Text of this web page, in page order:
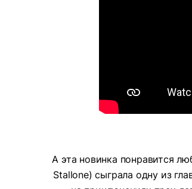
А эта новинка понравится
Stallone) сыграла одну из